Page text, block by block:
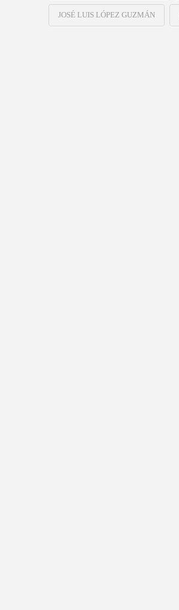
JOSÉ LUIS LÓPEZ GUZMÁN